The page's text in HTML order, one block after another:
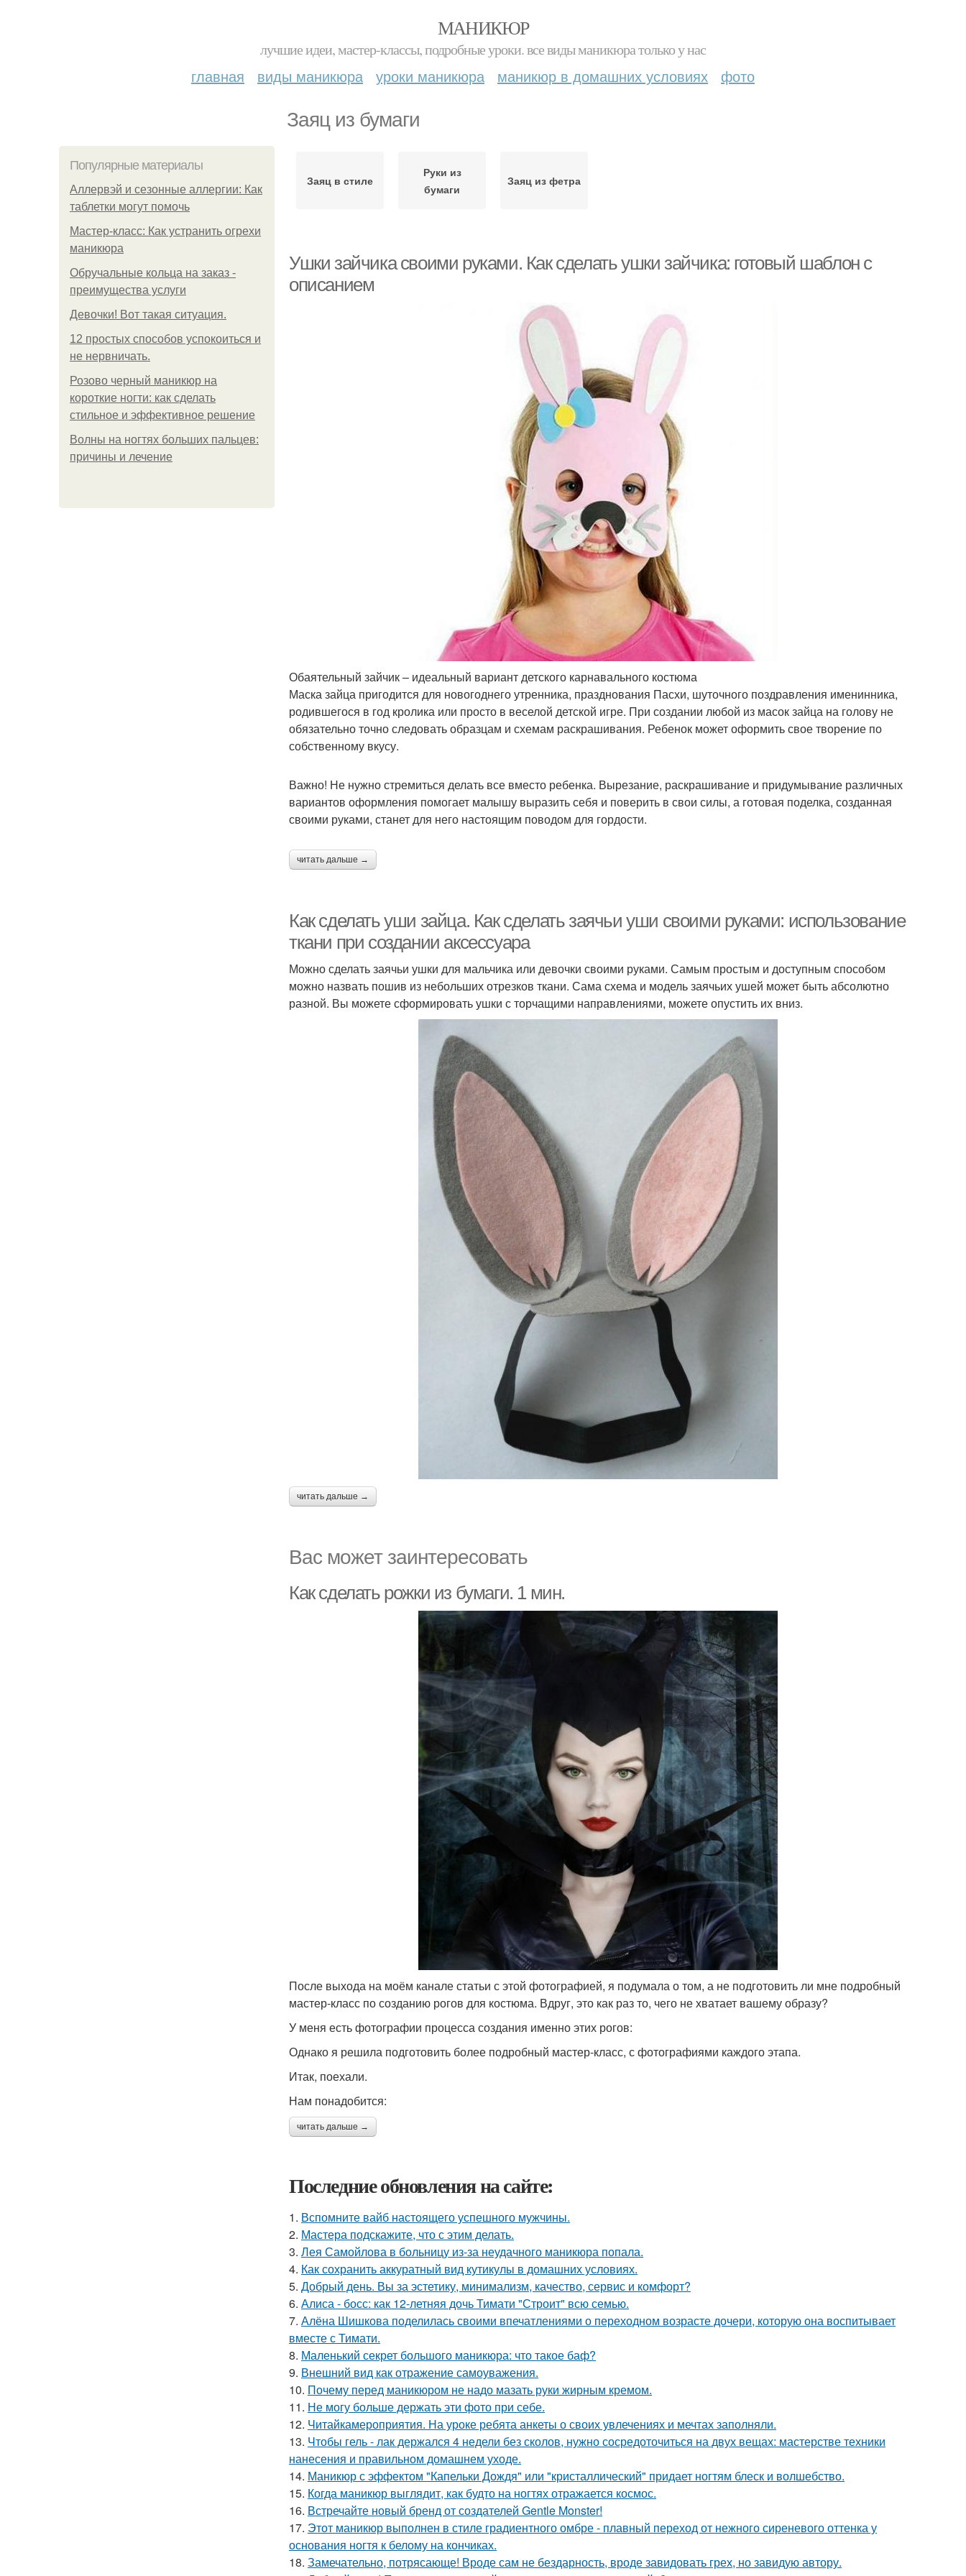
МАНИКЮР
лучшие идеи, мастер-классы, подробные уроки. все виды маникюра только у нас
главная виды маникюра уроки маникюра маникюр в домашних условиях фото
Заяц из бумаги
Популярные материалы
Аллервэй и сезонные аллергии: Как
таблетки могут помочь
Мастер-класс: Как устранить огрехи
маникюра
Обручальные кольца на заказ -
преимущества услуги
Девочки! Вот такая ситуация.
12 простых способов успокоиться и
не нервничать.
Розово черный маникюр на
короткие ногти: как сделать
стильное и эффективное решение
Волны на ногтях больших пальцев:
причины и лечение
Заяц в стиле
Руки из
бумаги
Заяц из фетра
Ушки зайчика своими руками. Как сделать ушки зайчика: готовый шаблон с
описанием
Обаятельный зайчик – идеальный вариант детского карнавального костюма
Маска зайца пригодится для новогоднего утренника, празднования Пасхи, шуточного поздравления именинника,
родившегося в год кролика или просто в веселой детской игре. При создании любой из масок зайца на голову не
обязательно точно следовать образцам и схемам раскрашивания. Ребенок может оформить свое творение по
собственному вкусу.
Важно! Не нужно стремиться делать все вместо ребенка. Вырезание, раскрашивание и придумывание различных
вариантов оформления помогает малышу выразить себя и поверить в свои силы, а готовая поделка, созданная
своими руками, станет для него настоящим поводом для гордости.
читать дальше →
Как сделать уши зайца. Как сделать заячьи уши своими руками: использование
ткани при создании аксессуара
Можно сделать заячьи ушки для мальчика или девочки своими руками. Самым простым и доступным способом
можно назвать пошив из небольших отрезков ткани. Сама схема и модель заячьих ушей может быть абсолютно
разной. Вы можете сформировать ушки с торчащими направлениями, можете опустить их вниз.
читать дальше →
Вас может заинтересовать
Как сделать рожки из бумаги. 1 мин.
После выхода на моём канале статьи с этой фотографией, я подумала о том, а не подготовить ли мне подробный
мастер-класс по созданию рогов для костюма. Вдруг, это как раз то, чего не хватает вашему образу?
У меня есть фотографии процесса создания именно этих рогов:
Однако я решила подготовить более подробный мастер-класс, с фотографиями каждого этапа.
Итак, поехали.
Нам понадобится:
читать дальше →
Последние обновления на сайте:
1. Вспомните вайб настоящего успешного мужчины.
2. Мастера подскажите, что с этим делать.
3. Лея Самойлова в больницу из-за неудачного маникюра попала.
4. Как сохранить аккуратный вид кутикулы в домашних условиях.
5. Добрый день. Вы за эстетику, минимализм, качество, сервис и комфорт?
6. Алиса - босс: как 12-летняя дочь Тимати "Строит" всю семью.
7. Алёна Шишкова поделилась своими впечатлениями о переходном возрасте дочери, которую она воспитывает
вместе с Тимати.
8. Маленький секрет большого маникюра: что такое баф?
9. Внешний вид как отражение самоуважения.
10. Почему перед маникюром не надо мазать руки жирным кремом.
11. Не могу больше держать эти фото при себе.
12. Читайкамероприятия. На уроке ребята анкеты о своих увлечениях и мечтах заполняли.
13. Чтобы гель - лак держался 4 недели без сколов, нужно сосредоточиться на двух вещах: мастерстве техники
нанесения и правильном домашнем уходе.
14. Маникюр с эффектом "Капельки Дождя" или "кристаллический" придает ногтям блеск и волшебство.
15. Когда маникюр выглядит, как будто на ногтях отражается космос.
16. Встречайте новый бренд от создателей Gentle Monster!
17. Этот маникюр выполнен в стиле градиентного омбре - плавный переход от нежного сиреневого оттенка у
основания ногтя к белому на кончиках.
18. Замечательно, потрясающе! Вроде сам не бездарность, вроде завидовать грех, но завидую автору.